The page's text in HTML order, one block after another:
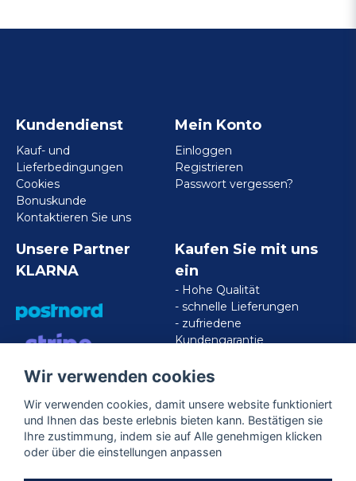
Kundendienst
Kauf- und
Lieferbedingungen
Cookies
Bonuskunde
Kontaktieren Sie uns
Mein Konto
Einloggen
Registrieren
Passwort vergessen?
Unsere Partner
KLARNA
VISA/MASTERCARD/AMERICAN
EXPRESS
Kaufen Sie mit uns
ein
- Hohe Qualität
- schnelle Lieferungen
- zufriedene
Kundengarantie
Folgen Sie uns
Wir verwenden cookies
Wir verwenden cookies, damit unsere website funktioniert
und Ihnen das beste erlebnis bieten kann. Bestätigen sie
Ihre zustimmung, indem sie auf Alle genehmigen klicken
oder über die einstellungen anpassen